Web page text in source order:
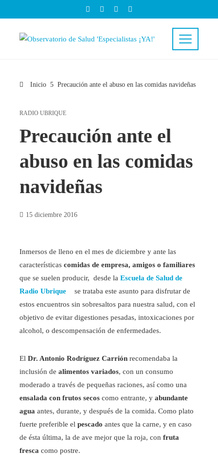
Inicio Precaución ante el abuso en las comidas navideñas
RADIO UBRIQUE
Precaución ante el
abuso en las comidas
navideñas
15 diciembre 2016
Inmersos de lleno en el mes de diciembre y ante las
características comidas de empresa, amigos o familiares
que se suelen producir, desde la Escuela de Salud de
Radio Ubrique
se trataba este asunto para disfrutar de
estos encuentros sin sobresaltos para nuestra salud, con el
objetivo de evitar digestiones pesadas, intoxicaciones por
alcohol, o descompensación de enfermedades.
El Dr. Antonio Rodríguez Carrión recomendaba la
inclusión de alimentos variados, con un consumo
moderado a través de pequeñas raciones, así como una
ensalada con frutos secos como entrante, y abundante
agua antes, durante, y después de la comida. Como plato
fuerte preferible el pescado antes que la carne, y en caso
de ésta última, la de ave mejor que la roja, con fruta
fresca como postre.